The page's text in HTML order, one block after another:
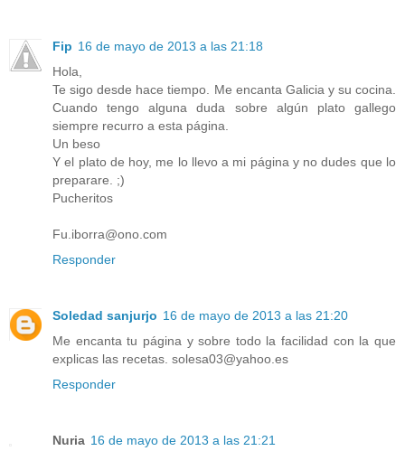
Fip 16 de mayo de 2013 a las 21:18
Hola,
Te sigo desde hace tiempo. Me encanta Galicia y su cocina.
Cuando tengo alguna duda sobre algún plato gallego
siempre recurro a esta página.
Un beso
Y el plato de hoy, me lo llevo a mi página y no dudes que lo
preparare. ;)
Pucheritos
Fu.iborra@ono.com
Responder
Soledad sanjurjo 16 de mayo de 2013 a las 21:20
Me encanta tu página y sobre todo la facilidad con la que
explicas las recetas. solesa03@yahoo.es
Responder
Nuria 16 de mayo de 2013 a las 21:21